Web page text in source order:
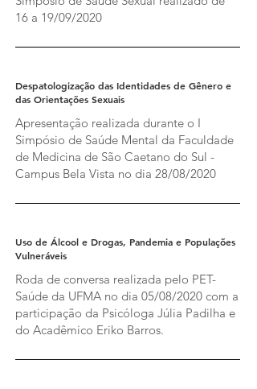
16 a 19/09/2020
Despatologização das Identidades de Gênero e
das Orientações Sexuais
Apresentação realizada durante o I
Simpósio de Saúde Mental da Faculdade
de Medicina de São Caetano do Sul -
Campus Bela Vista no dia 28/08/2020
Uso de Álcool e Drogas, Pandemia e Populações
Vulneráveis
Roda de conversa realizada pelo PET-
Saúde da UFMA no dia 05/08/2020 com a
participação da Psicóloga Júlia Padilha e
do Acadêmico Eriko Barros.